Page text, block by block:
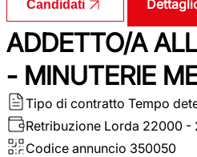
Candidati
ADDETTO/A
- MINUTERIE
Tipo di contratto Tempo
Retribuzione Lorda 22000 -
Codice annuncio 350050